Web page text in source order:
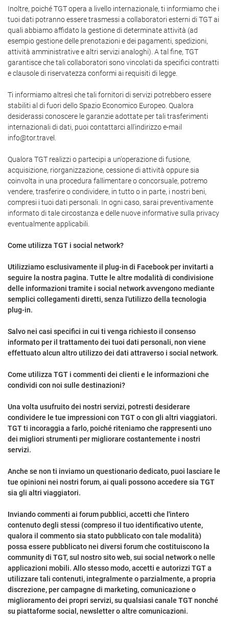
Inoltre, poiché TGT opera a livello internazionale, ti informiamo che i
tuoi dati potranno essere trasmessi a collaboratori esterni di TGT ai
quali abbiamo affidato la gestione di determinate attività (ad
esempio gestione delle prenotazioni e dei pagamenti, spedizioni,
attività amministrative e altri servizi analoghi). A tal fine, TGT
garantisce che tali collaboratori sono vincolati da specifici contratti
e clausole di riservatezza conformi ai requisiti di legge.
Ti informiamo altresì che tali fornitori di servizi potrebbero essere
stabiliti al di fuori dello Spazio Economico Europeo. Qualora
desiderassi conoscere le garanzie adottate per tali trasferimenti
internazionali di dati, puoi contattarci all'indirizzo e-mail
info@tor.travel.
Qualora TGT realizzi o partecipi a un'operazione di fusione,
acquisizione, riorganizzazione, cessione di attività oppure sia
coinvolta in una procedura fallimentare o concorsuale, potremo
vendere, trasferire o condividere, in tutto o in parte, i nostri beni,
compresi i tuoi dati personali. In ogni caso, sarai preventivamente
informato di tale circostanza e delle nuove informative sulla privacy
eventualmente applicabili.
Come utilizza TGT i social network?
Utilizziamo esclusivamente il plug-in di Facebook per invitarti a
seguire la nostra pagina. Tutte le altre modalità di condivisione
delle informazioni tramite i social network avvengono mediante
semplici collegamenti diretti, senza l'utilizzo della tecnologia
plug-in.
Salvo nei casi specifici in cui ti venga richiesto il consenso
informato per il trattamento dei tuoi dati personali, non viene
effettuato alcun altro utilizzo dei dati attraverso i social network.
Come utilizza TGT i commenti dei clienti e le informazioni che
condividi con noi sulle destinazioni?
Una volta usufruito dei nostri servizi, potresti desiderare
condividere le tue impressioni con TGT o con gli altri viaggiatori.
TGT ti incoraggia a farlo, poiché riteniamo che rappresenti uno
dei migliori strumenti per migliorare costantemente i nostri
servizi.
Anche se non ti inviamo un questionario dedicato, puoi lasciare le
tue opinioni nei nostri forum, ai quali possono accedere sia TGT
sia gli altri viaggiatori.
Inviando commenti ai forum pubblici, accetti che l'intero
contenuto degli stessi (compreso il tuo identificativo utente,
qualora il commento sia stato pubblicato con tale modalità)
possa essere pubblicato nei diversi forum che costituiscono la
community di TGT, sul nostro sito web, sui social network o nelle
applicazioni mobili. Allo stesso modo, accetti e autorizzi TGT a
utilizzare tali contenuti, integralmente o parzialmente, a propria
discrezione, per campagne di marketing, comunicazione o
miglioramento dei propri servizi, su qualsiasi canale TGT nonché
su piattaforme social, newsletter o altre comunicazioni.